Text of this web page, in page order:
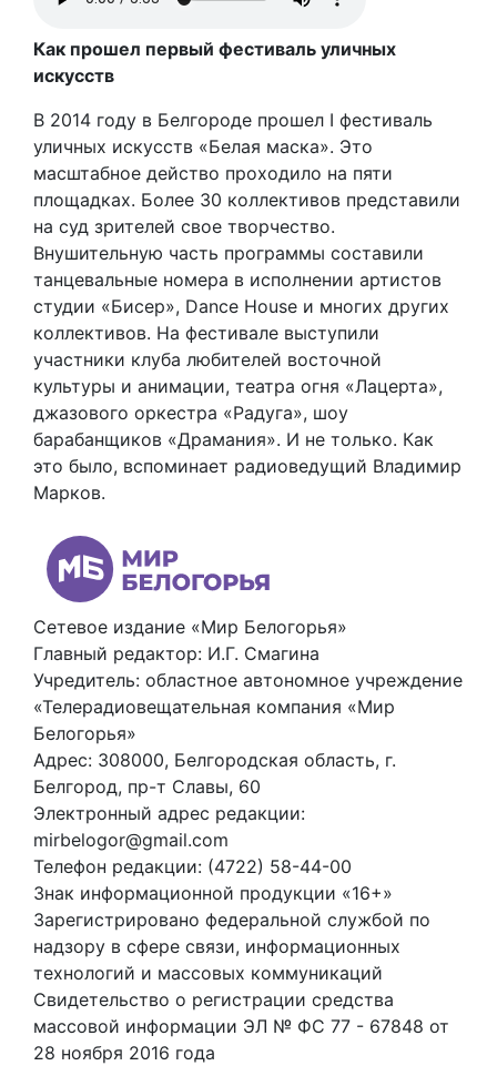
Как прошел первый фестиваль уличных
искусств
В 2014 году в Белгороде прошел I фестиваль
уличных искусств «Белая маска». Это
масштабное действо проходило на пяти
площадках. Более 30 коллективов представили
на суд зрителей свое творчество.
Внушительную часть программы составили
танцевальные номера в исполнении артистов
студии «Бисер», Dance House и многих других
коллективов. На фестивале выступили
участники клуба любителей восточной
культуры и анимации, театра огня «Лацерта»,
джазового оркестра «Радуга», шоу
барабанщиков «Драмания». И не только. Как
это было, вспоминает радиоведущий Владимир
Марков.
Сетевое издание «Мир Белогорья»
Главный редактор: И.Г. Смагина
Учредитель: областное автономное учреждение
«Телерадиовещательная компания «Мир
Белогорья»
Адрес: 308000, Белгородская область, г.
Белгород, пр-т Славы, 60
Электронный адрес редакции:
mirbelogor@gmail.com
Телефон редакции: (4722) 58-44-00
Знак информационной продукции «16+»
Зарегистрировано федеральной службой по
надзору в сфере связи, информационных
технологий и массовых коммуникаций
Свидетельство о регистрации средства
массовой информации ЭЛ № ФС 77 - 67848 от
28 ноября 2016 года